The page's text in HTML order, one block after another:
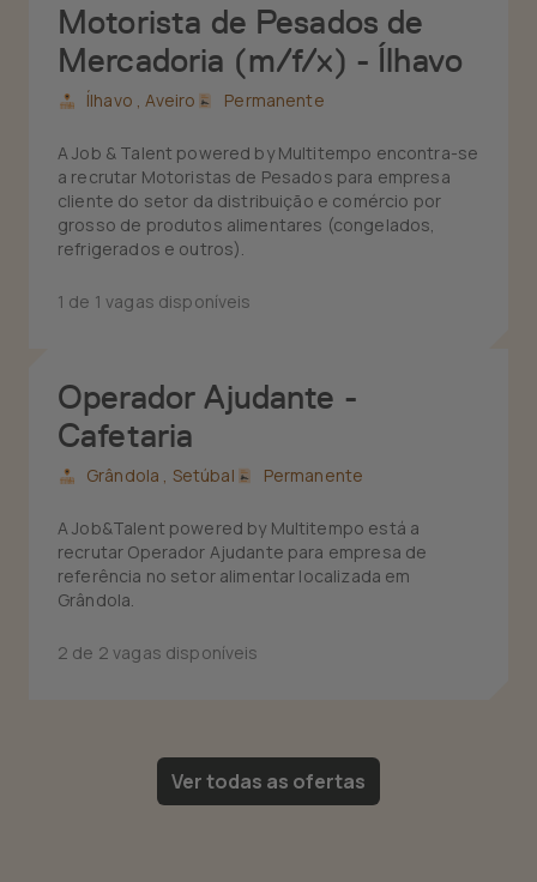
Motorista de Pesados de
Mercadoria (m/f/x) - Ílhavo
Ílhavo ,Aveiro Permanente
A Job & Talent powered by Multitempo encontra-se
a recrutar Motoristas de Pesados para empresa
cliente do setor da distribuição e comércio por
grosso de produtos alimentares (congelados,
refrigerados e outros).
1 de 1 vagas disponíveis
Operador Ajudante -
Cafetaria
Grândola , Setúbal Permanente
A Job&Talent powered by Multitempo está a
recrutar Operador Ajudante para empresa de
referência no setor alimentar localizada em
Grândola.
2 de 2 vagas disponíveis
Ver todas as ofertas